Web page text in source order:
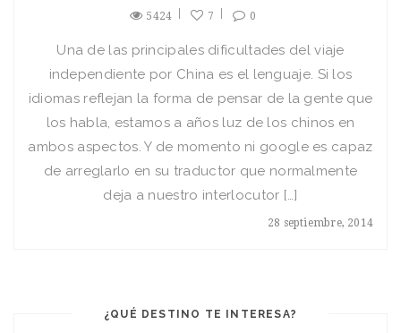
5424 7 0
28 septiembre, 2014
Una de las principales dificultades del viaje
independiente por China es el lenguaje. Si los
idiomas reflejan la forma de pensar de la gente que
los habla, estamos a años luz de los chinos en
ambos aspectos. Y de momento ni google es capaz
de arreglarlo en su traductor que normalmente
deja a nuestro interlocutor […]
¿QUÉ DESTINO TE INTERESA?